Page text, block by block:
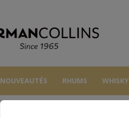
NOUVEAUTÉS RHUMS WHISKY